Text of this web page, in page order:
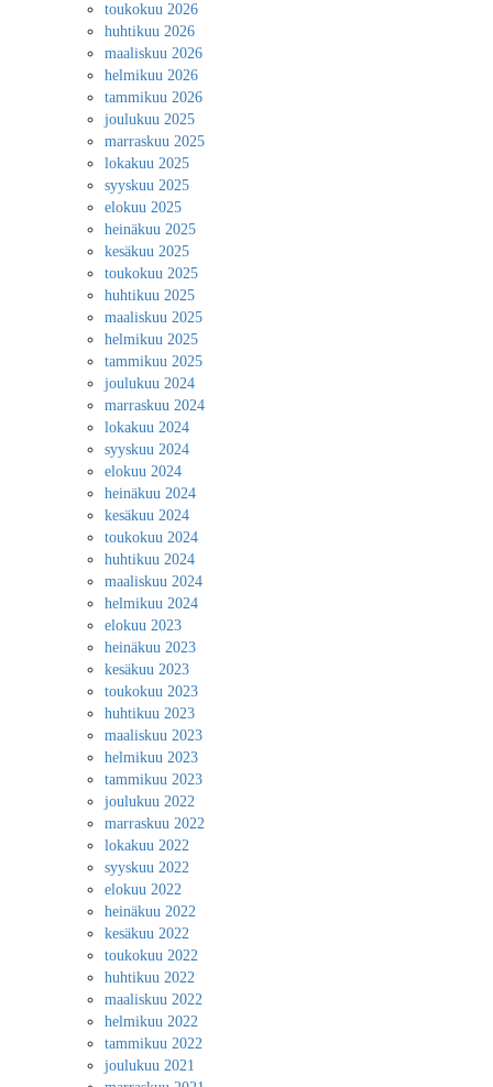
toukokuu 2026
huhtikuu 2026
maaliskuu 2026
helmikuu 2026
tammikuu 2026
joulukuu 2025
marraskuu 2025
lokakuu 2025
syyskuu 2025
elokuu 2025
heinäkuu 2025
kesäkuu 2025
toukokuu 2025
huhtikuu 2025
maaliskuu 2025
helmikuu 2025
tammikuu 2025
joulukuu 2024
marraskuu 2024
lokakuu 2024
syyskuu 2024
elokuu 2024
heinäkuu 2024
kesäkuu 2024
toukokuu 2024
huhtikuu 2024
maaliskuu 2024
helmikuu 2024
elokuu 2023
heinäkuu 2023
kesäkuu 2023
toukokuu 2023
huhtikuu 2023
maaliskuu 2023
helmikuu 2023
tammikuu 2023
joulukuu 2022
marraskuu 2022
lokakuu 2022
syyskuu 2022
elokuu 2022
heinäkuu 2022
kesäkuu 2022
toukokuu 2022
huhtikuu 2022
maaliskuu 2022
helmikuu 2022
tammikuu 2022
joulukuu 2021